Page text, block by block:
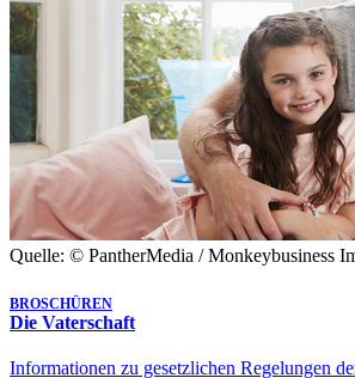
Quelle: © PantherMedia / Monkeybusiness
BROSCHÜREN
Die Vaterschaft
Informationen zu gesetzlichen Regelungen